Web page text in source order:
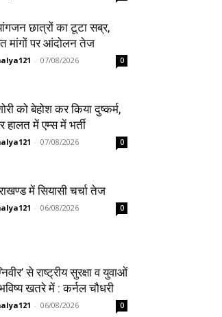
छात्रों का टूटा सब्र,
मांगों पर आंदोलन तेज
- 07/08/2026 0
को बेहोश कर किया दुष्कर्म,
हालत में एम्स में भर्ती
- 07/08/2026 0
में सियासी चर्चा तेज
- 06/08/2026 0
से राष्ट्रीय सुरक्षा व युवाओं
खतरे में : कर्नल चौधरी
- 06/08/2026 0